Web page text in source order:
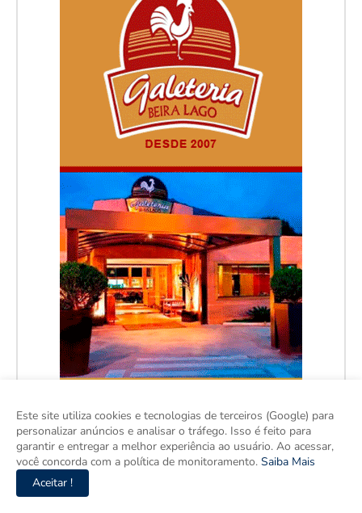
Este site utiliza cookies e tecnologias de terceiros (Google) para
personalizar anúncios e analisar o tráfego. Isso é feito para
garantir e entregar a melhor experiência ao usuário. Ao acessar,
você concorda com a política de monitoramento. Saiba Mais
Aceitar !